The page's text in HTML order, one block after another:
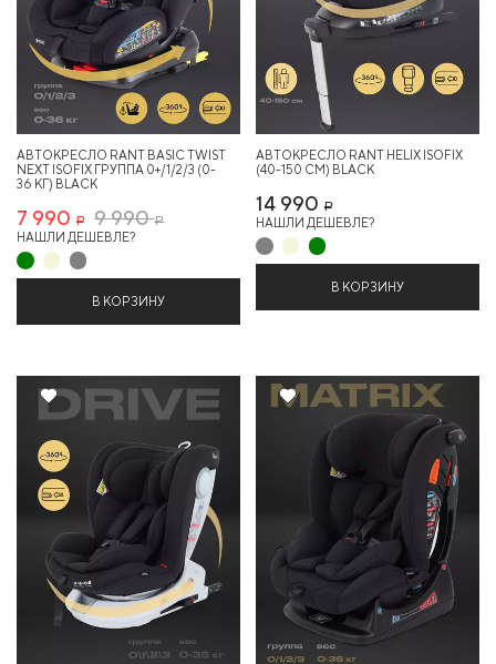
АВТОКРЕСЛО RANT BASIC TWIST
NEXT ISOFIX ГРУППА 0+/1/2/3 (0-
36 КГ) BLACK
7 990 Р 9 990Р
НАШЛИ ДЕШЕВЛЕ?
В КОРЗИНУ
АВТОКРЕСЛО RANT HELIX ISOFIX
(40-150 СМ) BLACK
14 990 Р
НАШЛИ ДЕШЕВЛЕ?
В КОРЗИНУ
Хит